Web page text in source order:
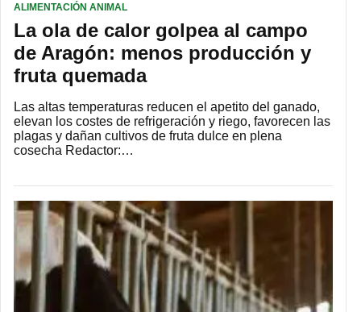
ALIMENTACIÓN ANIMAL
La ola de calor golpea al campo
de Aragón: menos producción y
fruta quemada
Las altas temperaturas reducen el apetito del ganado,
elevan los costes de refrigeración y riego, favorecen las
plagas y dañan cultivos de fruta dulce en plena
cosecha Redactor:…